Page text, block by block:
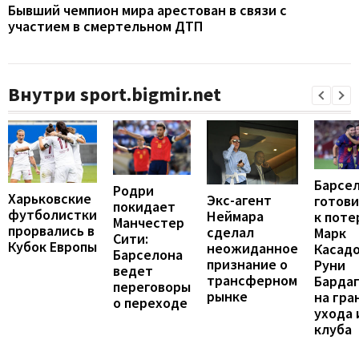
Бывший чемпион мира арестован в связи с
участием в смертельном ДТП
Внутри sport.bigmir.net
Харьковские
футболистки
прорвались в
Кубок Европы
Родри
покидает
Манчестер
Сити:
Барселона
ведет
переговоры
о переходе
Экс-агент
Неймара
сделал
неожиданное
признание о
трансферном
рынке
к
Марк
Руни
на
ухода
клуба